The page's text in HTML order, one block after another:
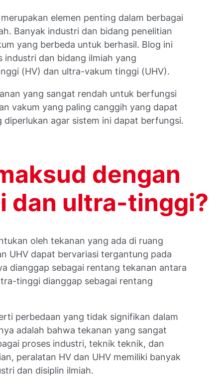
elemen penting dalam berbagai
Banyak industri dan bidang penelitian
yang berbeda untuk berhasil. Blog ini
industri dan bidang ilmiah yang
(HV) dan ultra-vakum tinggi (UHV).
yang sangat rendah untuk berfungsi
vakum yang paling canggih yang dapat
agar sistem ini dapat berfungsi.
dengan
dan ultra-tinggi?
oleh tekanan yang ada di ruang
UHV dapat bervariasi tergantung pada
dianggap sebagai rentang tekanan antara
tinggi dianggap sebagai rentang
perbedaan yang tidak signifikan dalam
adalah bahwa tekanan yang sangat
proses industri, teknik teknik, dan
peralatan HV dan UHV memiliki banyak
dan disiplin ilmiah.